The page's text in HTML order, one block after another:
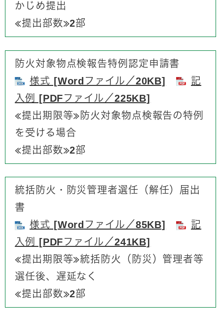
かじめ提出
≪提出部数≫2部
防火対象物点検報告特例認定申請書
様式 [Wordファイル／20KB]
記
入例 [PDFファイル／225KB]
≪提出期限等≫防火対象物点検報告の特例
を受ける場合
≪提出部数≫2部
統括防火・防災管理者選任（解任）届出
書
様式 [Wordファイル／85KB]
記
入例 [PDFファイル／241KB]
≪提出期限等≫統括防火（防災）管理者等
選任後、遅延なく
≪提出部数≫2部